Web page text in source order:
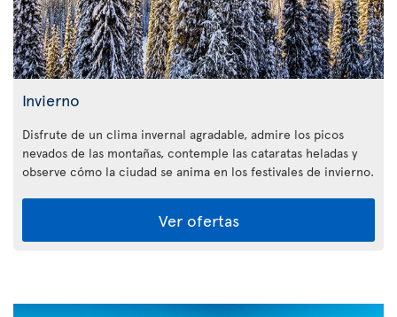
Invierno
Disfrute de un clima invernal agradable, admire los picos
nevados de las montañas, contemple las cataratas heladas y
observe cómo la ciudad se anima en los festivales de invierno.
Ver ofertas